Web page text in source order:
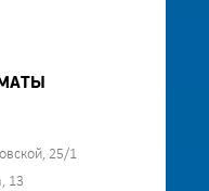
25/1
13